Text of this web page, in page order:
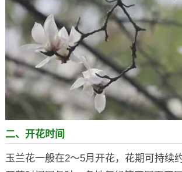
二、开花时间
玉兰花一般在2～5月开花，花期可持续